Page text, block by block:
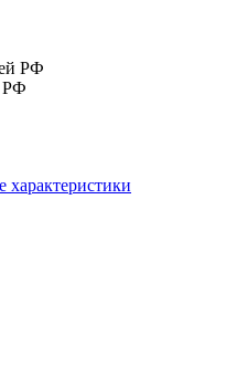
РФ
характеристики